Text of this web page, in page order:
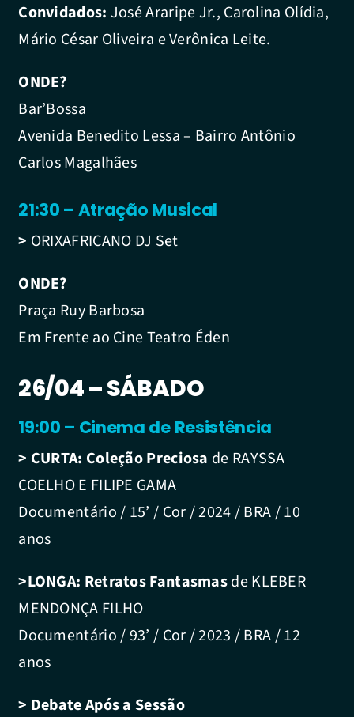
Convidados: José Araripe Jr., Carolina Olídia,
Mário César Oliveira e Verônica Leite.
ONDE?
Bar’Bossa
Avenida Benedito Lessa – Bairro Antônio
Carlos Magalhães
21:30 – Atração Musical
> ORIXAFRICANO DJ Set
ONDE?
Praça Ruy Barbosa
Em Frente ao Cine Teatro Éden
26/04 – SÁBADO
19:00 – Cinema de Resistência
> CURTA: Coleção Preciosa de RAYSSA
COELHO E FILIPE GAMA
Documentário / 15’ / Cor / 2024 / BRA / 10
anos
>LONGA: Retratos Fantasmasde KLEBER
MENDONÇA FILHO
Documentário / 93’ / Cor / 2023 / BRA / 12
anos
> Debate Após a Sessão